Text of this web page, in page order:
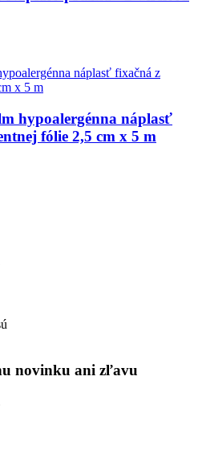
hypoalergénna náplasť
fólie 2,5 cm x 5 m
novinku ani zľavu